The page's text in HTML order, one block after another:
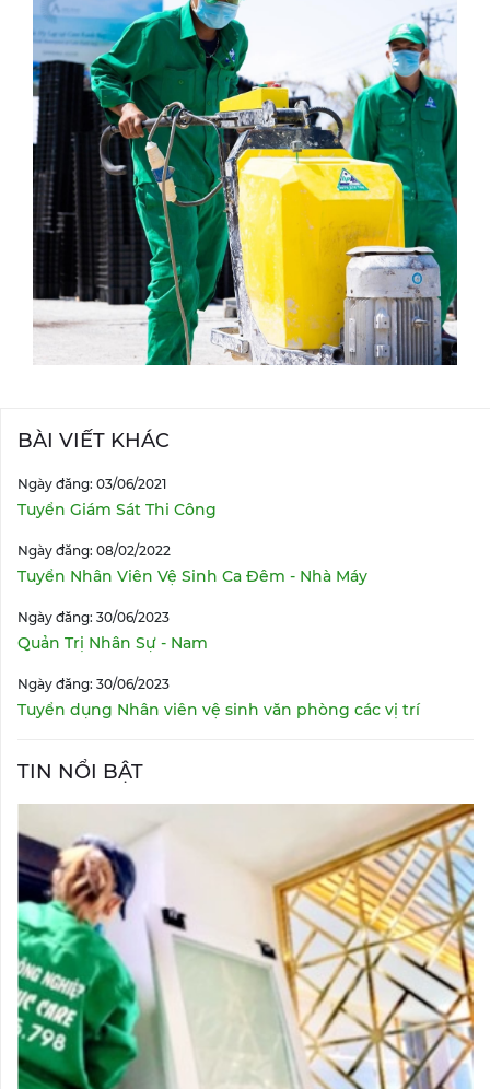
BÀI VIẾT KHÁC
Ngày đăng: 03/06/2021
Tuyển Giám Sát Thi Công
Ngày đăng: 08/02/2022
Tuyển Nhân Viên Vệ Sinh Ca Đêm - Nhà Máy
Ngày đăng: 30/06/2023
Quản Trị Nhân Sự - Nam
Ngày đăng: 30/06/2023
Tuyển dụng Nhân viên vệ sinh văn phòng các vị trí
TIN NỔI BẬT